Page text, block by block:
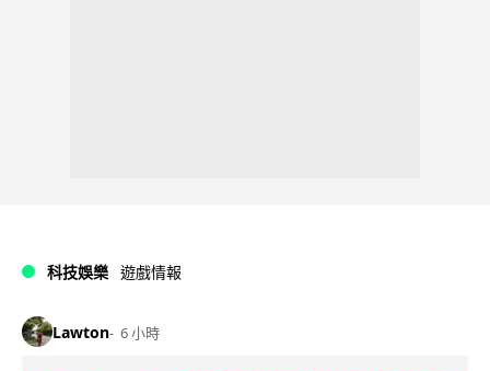
科技娛樂 遊戲情報
Lawton 6 小時